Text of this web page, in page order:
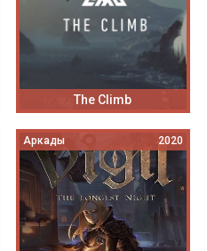
The Climb
Аркады 2020